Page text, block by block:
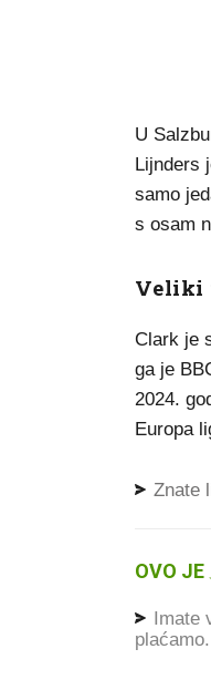
U
Lijnders
samo
s osam
Veliki
Clark je
ga je
2024.
Europa
Znate
OVO JE
Imate
plaćamo.